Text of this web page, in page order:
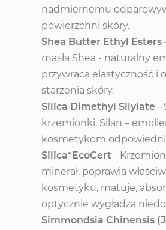
nadmiernemu
powierzchni skóry.
Shea Butter Ethyl Esters
masła Shea - naturalny
przywraca elastyczność i
starzenia skóry.
Silica Dimethyl Silylate -
krzemionki, Silan –
kosmetykom
Silica*EcoCert -
minerał, poprawia
kosmetyku, matuje,
optycznie wygładza
Simmondsia Chinensis